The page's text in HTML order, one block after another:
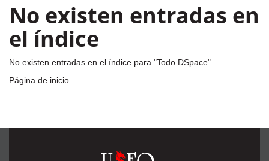
No existen entradas en
el índice
No existen entradas en el índice para "Todo DSpace".
Página de inicio